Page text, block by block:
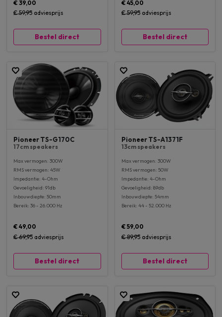
€ 39,00
€ 59,95 adviesprijs
Bestel direct
€ 45,00
€ 59,95adviesprijs
Bestel direct
Pioneer TS-G170C
17cm speakers
Max vermogen: 300W
RMS vermogen: 45W
Impedantie: 4-Ohm
Gevoeligheid: 91db
Inbouwdiepte: 50mm
Bereik: 36 - 26.000 Hz
€ 49,00
€ 69,95 adviesprijs
Bestel direct
Pioneer TS-A1371F
13cm speakers
Max vermogen: 300W
RMS vermogen: 50W
Impedantie: 4-Ohm
Gevoeligheid: 89db
Inbouwdiepte: 54mm
Bereik: 44 - 52.000 Hz
€ 59,00
€ 89,95adviesprijs
Bestel direct